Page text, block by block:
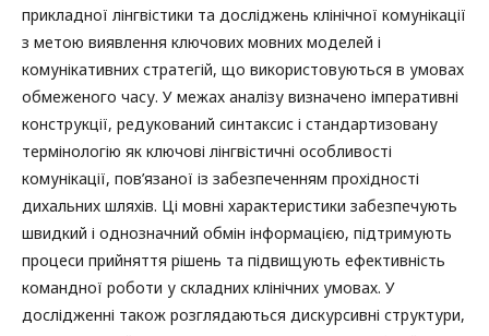
прикладної лінгвістики та досліджень клінічної комунікації
з метою виявлення ключових мовних моделей і
комунікативних стратегій, що використовуються в умовах
обмеженого часу. У межах аналізу визначено імперативні
конструкції, редукований синтаксис і стандартизовану
термінологію як ключові лінгвістичні особливості
комунікації, пов’язаної із забезпеченням прохідності
дихальних шляхів. Ці мовні характеристики забезпечують
швидкий і однозначний обмін інформацією, підтримують
процеси прийняття рішень та підвищують ефективність
командної роботи у складних клінічних умовах. У
дослідженні також розглядаються дискурсивні структури,